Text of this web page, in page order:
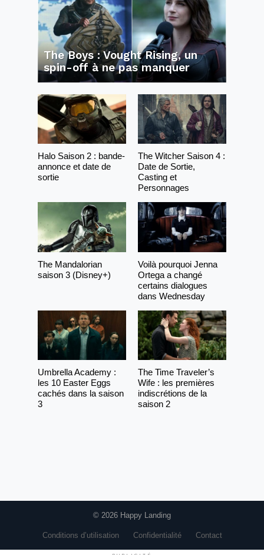
The Boys : Vought Rising, un
spin-off à ne pas manquer
Halo Saison 2 : bande-
annonce et date de
sortie
The Witcher Saison 4 :
Date de Sortie,
Casting et
Personnages
The Mandalorian
saison 3 (Disney+)
Voilà pourquoi Jenna
Ortega a changé
certains dialogues
dans Wednesday
Umbrella Academy :
les 10 Easter Eggs
cachés dans la saison
3
The Time Traveler’s
Wife : les premières
indiscrétions de la
saison 2
© 2026 Happy Landing
Conditions d’utilisation Confidentialité Contact